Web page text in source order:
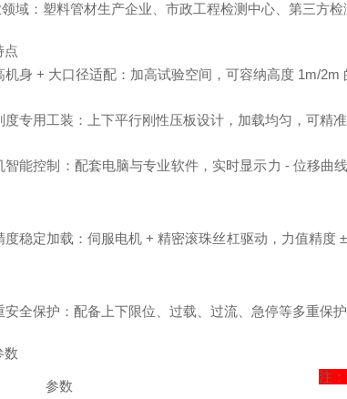
域：塑料管材生产企业、市政工程检测中心、第三方检
点
机身 + 大口径适配：加高试验空间，可容纳高度 1m/2m
度专用工装：上下平行刚性压板设计，加载均匀，可精
智能控制：配套电脑与专业软件，实时显示力 - 位移曲
度稳定加载：伺服电机 + 精密滚珠丝杠驱动，力值精
安全保护：配备上下限位、过载、过流、急停等多重保
数
参数
注